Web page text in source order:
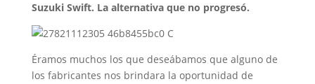
Suzuki Swift. La alternativa que no progresó.
Éramos muchos los que deseábamos que alguno de
los fabricantes nos brindara la oportunidad de